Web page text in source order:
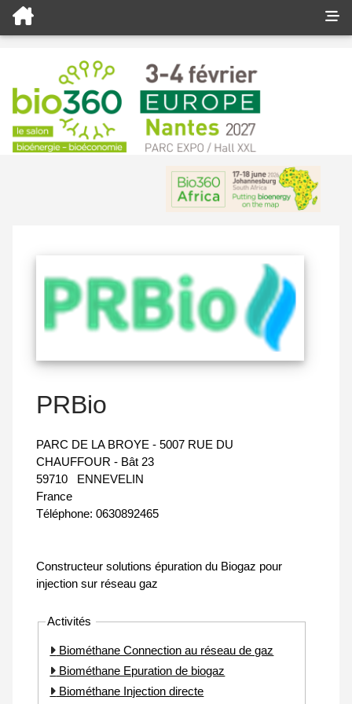
PRBio
PARC DE LA BROYE - 5007 RUE DU
CHAUFFOUR - Bât 23
59710
ENNEVELIN
France
Téléphone: 0630892465
Constructeur solutions épuration du Biogaz pour
injection sur réseau gaz
Activités
Biométhane Connection au réseau de gaz
Biométhane Epuration de biogaz
Biométhane Injection directe